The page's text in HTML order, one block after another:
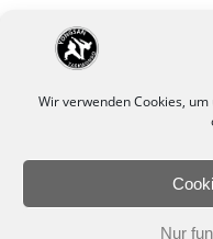
Wir verwenden Cookies,
Nur